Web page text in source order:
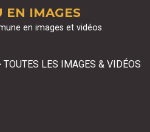
EN IMAGES
en images et vidéos
TOUTES LES IMAGES & VIDÉOS